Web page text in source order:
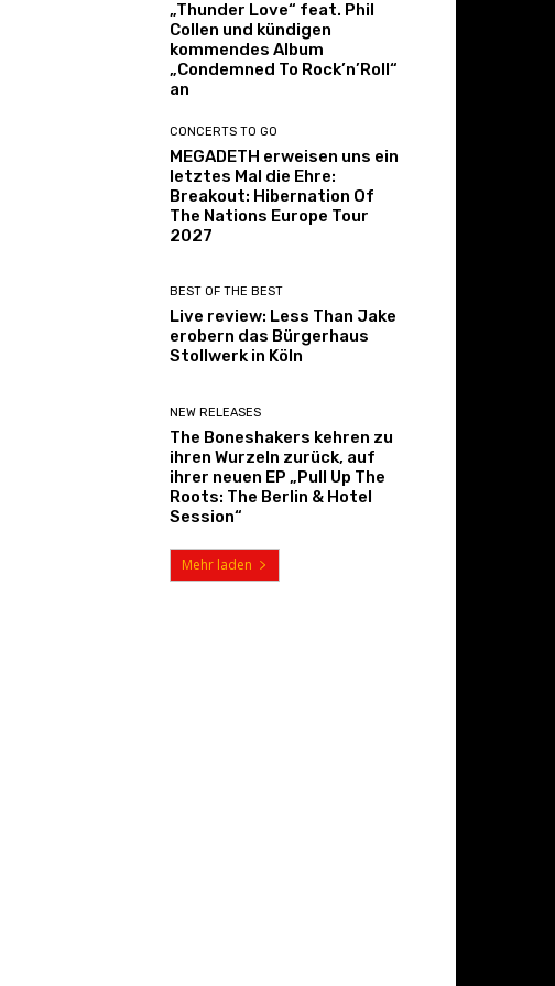
„Thunder Love“ feat. Phil
Collen und kündigen
kommendes Album
„Condemned To Rock’n’Roll“
an
CONCERTS TO GO
MEGADETH erweisen uns ein
letztes Mal die Ehre:
Breakout: Hibernation Of
The Nations Europe Tour
2027
BEST OF THE BEST
Live review: Less Than Jake
erobern das Bürgerhaus
Stollwerk in Köln
NEW RELEASES
The Boneshakers kehren zu
ihren Wurzeln zurück, auf
ihrer neuen EP „Pull Up The
Roots: The Berlin & Hotel
Session“
Mehr laden